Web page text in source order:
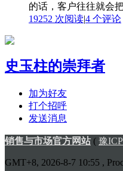
的话，客户往往就会
19252 次阅读|4 个评论
史玉柱的崇拜者
加为好友
打个招呼
发送消息
销售与市场官方网站( 豫
GMT+8, 2026-8-7 10:55 ,